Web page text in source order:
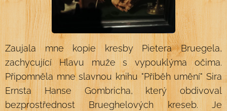
Zaujala mne kopie kresby Pietera Bruegela,
zachycující Hlavu muže s vypouklýma očima.
Připomněla mne slavnou knihu "Příběh umění" Sira
Ernsta Hanse Gombricha, který obdivoval
bezprostřednost Brueghelových kreseb. Je